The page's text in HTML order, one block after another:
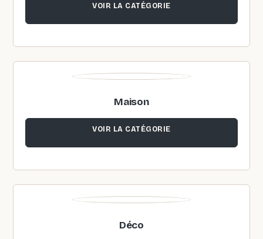
VOIR LA CATÉGORIE
Maison
VOIR LA CATÉGORIE
Déco